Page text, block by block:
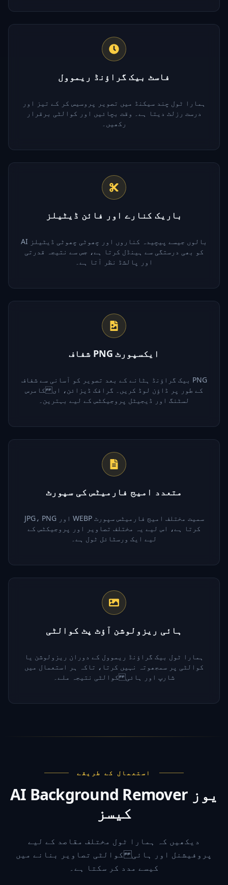
فاسٹ بیک گراؤنڈ ریموول
ہمارا ٹول چند سیکنڈ میں تصویر پروسیس کر کے تیز اور
درست رزلٹ دیتا ہے۔ وقت بچائیں اور کوالٹی برقرار
رکھیں۔
باریک کنارے اور فائن ڈیٹیلز
AI بالوں جیسے پیچیدہ کناروں اور چھوٹی چھوٹی ڈیٹیلز
کو بھی درستگی سے ہینڈل کرتا ہے، جس سے نتیجہ قدرتی
اور پالشڈ نظر آتا ہے۔
شفاف PNG ایکسپورٹ
بیک گراؤنڈ ہٹانے کے بعد تصویر کو آسانی سے شفاف PNG
کے طور پر ڈاؤن لوڈ کریں۔ گرافک ڈیزائن، ای کامرس
لسٹنگ اور ڈیجیٹل پروجیکٹس کے لیے بہترین۔
متعدد امیج فارمیٹس کی سپورٹ
JPG، PNG اور WEBP سمیت مختلف امیج فارمیٹس سپورٹ
کرتا ہے، اس لیے یہ مختلف تصاویر اور پروجیکٹس کے
لیے ایک ورسٹائل ٹول ہے۔
ہائی ریزولوشن آؤٹ پٹ کوالٹی
ہمارا ٹول بیک گراؤنڈ ریموول کے دوران ریزولوشن یا
کوالٹی پر سمجھوتہ نہیں کرتا، تاکہ ہر استعمال میں
شارپ اور ہائی کوالٹی نتیجہ ملے۔
استعمال کے طریقے
AI Background Remover یوز
کیسز
دیکھیں کہ ہمارا ٹول مختلف مقاصد کے لیے
پروفیشنل اور ہائی کوالٹی تصاویر بنانے میں
کیسے مدد کر سکتا ہے۔